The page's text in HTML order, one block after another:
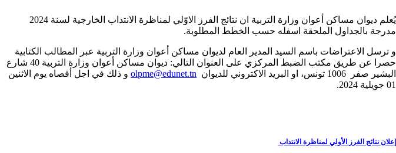
يُعلم ديوان مساكن أعوان وزارة التربية ان نتائج الفرز الاوّلي لمناظرة الانتداب الخارجية لسنة 2024
مدرجة بالجداول الملحقة اسفله حسب الخطط المطلوبة.
و ترسل الاعتراضات باسم السيد المدير العام لديوان مساكن أعوان وزارة التربية عبر المطالب الكتابية
حصرا عن طريق مكتب الضبط المركزي على العنوان التالي: ديوان مساكن أعوان وزارة التربية 40 شارع
البشير صفر 1006 تونس، او البريد الاكتروني للديوان
olpme@edunet.tn و ذلك في اجل أقصاه يوم الاثنين
01 جويلية 2024.
إعلان نتائج الفرز الأولي لمناظرة الانتداب